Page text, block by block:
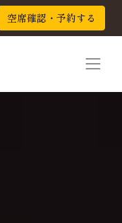
空席確認・予約する